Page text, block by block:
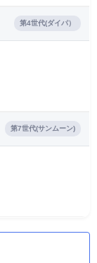
第4世代(ダイパ）
第7世代(サンムーン)